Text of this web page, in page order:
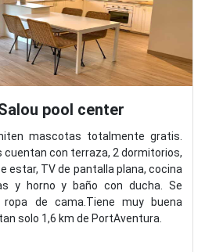
pool center
mascotas totalmente gratis.
con terraza, 2 dormitorios,
estar, TV de pantalla plana, cocina
y horno y baño con ducha. Se
de cama.Tiene muy buena
solo 1,6 km de PortAventura.